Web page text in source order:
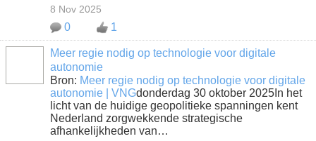
8 Nov 2025
0 1
Meer regie nodig op technologie voor digitale
autonomie
Bron: Meer regie nodig op technologie voor digitale
autonomie | VNGdonderdag 30 oktober 2025In het
licht van de huidige geopolitieke spanningen kent
Nederland zorgwekkende strategische
afhankelijkheden van…